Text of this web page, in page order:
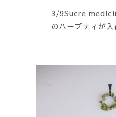
3/9Sucre
のハーブティが入